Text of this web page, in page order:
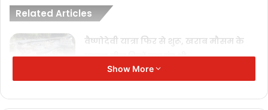
Related Articles
वैष्णोदेवी यात्रा फिर से शुरू, खराब मौसम के
कारण तीन दिनों तक बंद थी
October 8, 2025
धीरेंद्र शास्त्री बोले- ममता बनर्जी के रहते पश्चिम
Show More